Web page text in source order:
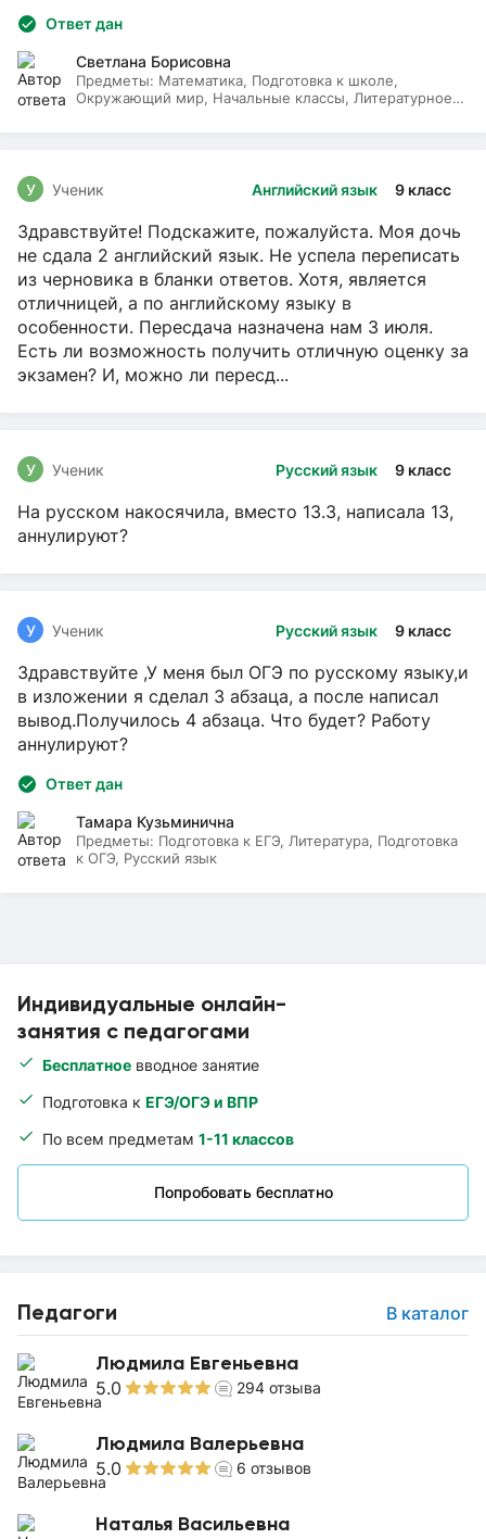
Индивидуальные онлайн-
занятия с педагогами
Бесплатное вводное занятие
Подготовка к ЕГЭ/ОГЭ и ВПР
По всем предметам 1-11 классов
Попробовать бесплатно
Педагоги В каталог
Людмила Евгеньевна
5.0 294 отзыва
Людмила Валерьевна
5.0 6 отзывов
Наталья Васильевна
Ответ дан
Светлана Борисовна
Предметы: Математика, Подготовка к школе,
Окружающий мир, Начальные классы, Литературное
Английский язык 9 класс
У Ученик
Здравствуйте! Подскажите, пожалуйста. Моя дочь
не сдала 2 английский язык. Не успела переписать
из черновика в бланки ответов. Хотя, является
отличницей, а по английскому языку в
особенности. Пересдача назначена нам 3 июля.
Есть ли возможность получить отличную оценку за
экзамен? И, можно ли пересд...
Русский язык 9 класс
У Ученик
На русском накосячила, вместо 13.3, написала 13,
аннулируют?
Русский язык 9 класс
У Ученик
Здравствуйте ,У меня был ОГЭ по русскому языку,и
в изложении я сделал 3 абзаца, а после написал
вывод.Получилось 4 абзаца. Что будет? Работу
аннулируют?
Ответ дан
Тамара Кузьминична
Предметы: Подготовка к ЕГЭ, Литература, Подготовка
к ОГЭ, Русский язык